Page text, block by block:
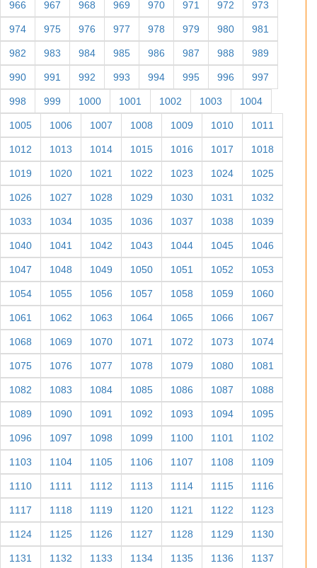
910 911 912 913 914 915 916 917
918 919 920 921 922 923 924 925
926 927 928 929 930 931 932 933
934 935 936 937 938 939 940 941
942 943 944 945 946 948 949
950 951 952 954 955 956 957
958 959 960 962 963 964 965
966 967 968 970 971 972 973
974 975 976 978 979 980 981
982 983 984 986 987 988 989
990 991 992 994 995 996 997
998 999 1000 1001 1002 1003 1004
1005 1006 1007 1008 1009 1010 1011
1012 1013 1014 1015 1016 1017 1018
1019 1020 1021 1022 1023 1024 1025
1026 1027 1028 1029 1030 1031 1032
1033 1034 1035 1036 1037 1038 1039
1040 1041 1042 1043 1044 1045 1046
1047 1048 1049 1050 1051 1052 1053
1054 1055 1056 1057 1058 1059 1060
1061 1062 1063 1064 1065 1066 1067
1068 1069 1070 1071 1072 1073 1074
1075 1076 1077 1078 1079 1080 1081
1082 1083 1084 1085 1086 1087 1088